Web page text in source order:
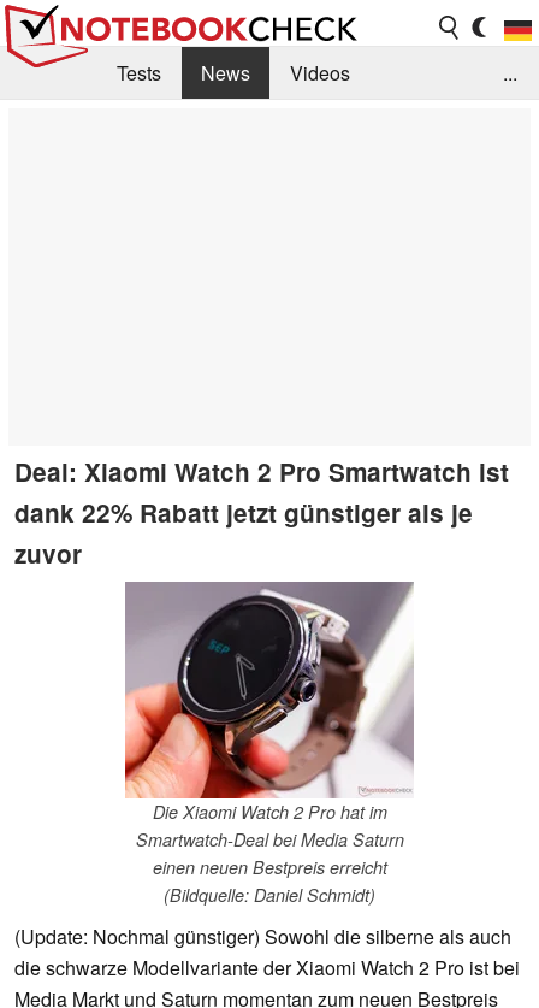
Tests News
Videos
...
Deal: Xiaomi Watch 2 Pro Smartwatch ist
dank 22% Rabatt jetzt günstiger als je
zuvor
Die Xiaomi Watch 2 Pro hat im
Smartwatch-Deal bei Media Saturn
einen neuen Bestpreis erreicht
(Bildquelle: Daniel Schmidt)
(Update: Nochmal günstiger) Sowohl die silberne als auch
die schwarze Modellvariante der Xiaomi Watch 2 Pro ist bei
Media Markt und Saturn momentan zum neuen Bestpreis